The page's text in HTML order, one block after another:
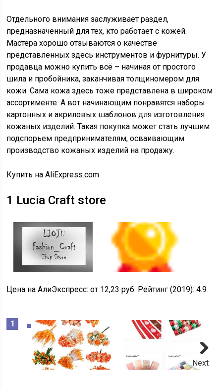
Отдельного внимания заслуживает раздел,
предназначенный для тех, кто работает с кожей.
Мастера хорошо отзываются о качестве
представленных здесь инструментов и фурнитуры. У
продавца можно купить всё – начиная от простого
шила и пробойника, заканчивая толщиномером для
кожи. Сама кожа здесь тоже представлена в широком
ассортименте. А вот начинающим понравятся наборы
картонных и акриловых шаблонов для изготовления
кожаных изделий. Такая покупка может стать лучшим
подспорьем предпринимателям, осваивающим
производство кожаных изделий на продажу.
Купить на AliExpress.com
1 Lucia Craft store
Цена на АлиЭкспресс:от 12,23 руб. Рейтинг (2019):4.9
Next